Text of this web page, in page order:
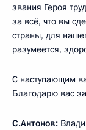
звания Героя
за всё, что вы
страны, для
разумеется,
С наступающим
Благодарю вас
С.Антонов: